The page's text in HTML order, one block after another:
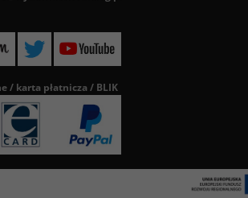
/ karta płatnicza / BLIK